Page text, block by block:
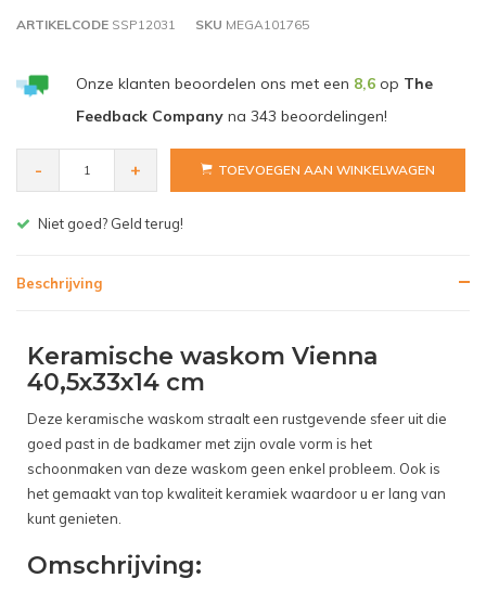
ARTIKELCODE SSP12031 SKU MEGA101765
Onze klanten beoordelen ons met een 8,6op The
Feedback Companyna 343 beoordelingen!
- + TOEVOEGEN AAN WINKELWAGEN
Gratis bezorgen v.a. € 150,- (NL)
Beschrijving
Keramische waskom Vienna
40,5x33x14 cm
Deze keramische waskom straalt een rustgevende sfeer uit die
goed past in de badkamer met zijn ovale vorm is het
schoonmaken van deze waskom geen enkel probleem. Ook is
het gemaakt van top kwaliteit keramiek waardoor u er lang van
kunt genieten.
Omschrijving: